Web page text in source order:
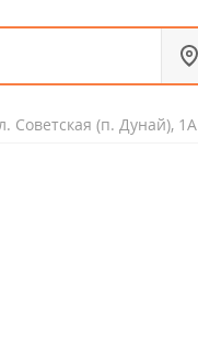
Советская (п. Дунай), 1А